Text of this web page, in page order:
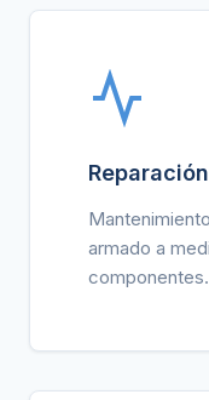
armado a
componentes.